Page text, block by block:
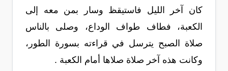
كان آخر الليل فاستيقظ وسار بمن معه إلى
الكعبة، فطاف طواف الوداع، وصلى بالناس
صلاة الصبح يترسل في قراءته بسورة الطور،
وكانت هذه آخر صلاة صلاها أمام الكعبة .